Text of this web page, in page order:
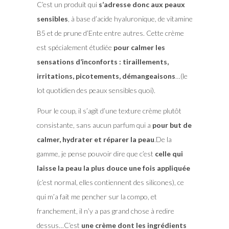
C’est un produit qui s’adresse donc aux peaux
sensibles , à base d’acide hyaluronique, de vitamine
B5 et de prune d’Ente entre autres. Cette crème
est spécialement étudiée pour calmer les
sensations d’inconforts : tiraillements,
irritations, picotements, démangeaisons…(le
lot quotidien des peaux sensibles quoi).
Pour le coup, il s’agit d’une texture crème plutôt
consistante, sans aucun parfum qui a pour but de
calmer, hydrater et réparer la peau.De la
gamme, je pense pouvoir dire que c’est celle qui
laisse la peau la plus douce une fois appliquée
(c’est normal, elles contiennent des silicones), ce
qui m’a fait me pencher sur la compo, et
franchement, il n’y a pas grand chose à redire
dessus…C’est une crème dont les ingrédients